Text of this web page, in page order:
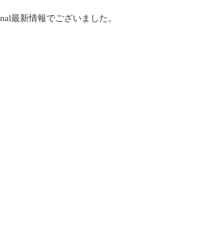
最新情報でございました。